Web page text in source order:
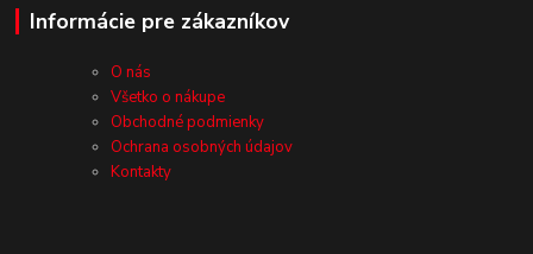
Informácie pre zákazníkov
O nás
Všetko o nákupe
Obchodné podmienky
Ochrana osobných údajov
Kontakty